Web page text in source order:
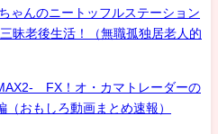
ゃんのニートッフルステーション
昧老後生活！（無職孤独居老人的
FX！オ・カマトレーダーの
おもしろ動画まとめ速報）